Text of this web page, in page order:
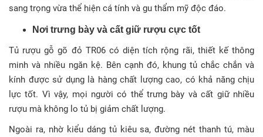
sang trọng vừa thể hiện cá tính và gu thẩm mỹ độc đáo.
Nơi trưng bày và cất giữ rượu cực tốt
Tủ rượu gỗ gõ đỏ TR06 có diện tích rộng rãi, thiết kế thông
minh và nhiều ngăn kệ. Bên cạnh đó, khung tủ chắc chắn và
kính được sử dụng là hàng chất lượng cao, có khả năng chịu
lực tốt. Vì vậy, mọi người có thể trưng bày và cất giữ nhiều
rượu mà không lo tủ bị giảm chất lượng.
Ngoài ra, nhờ kiểu dáng tủ kiêu sa, đường nét thanh tú, màu